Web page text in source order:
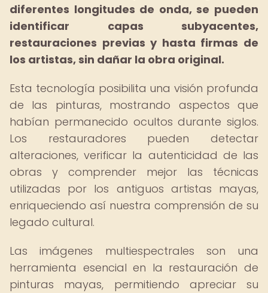
diferentes longitudes de onda, se pueden
identificar capas subyacentes,
restauraciones previas y hasta firmas de
los artistas, sin dañar la obra original.
Esta tecnología posibilita una visión profunda
de las pinturas, mostrando aspectos que
habían permanecido ocultos durante siglos.
Los restauradores pueden detectar
alteraciones, verificar la autenticidad de las
obras y comprender mejor las técnicas
utilizadas por los antiguos artistas mayas,
enriqueciendo así nuestra comprensión de su
legado cultural.
Las imágenes multiespectrales son una
herramienta esencial en la restauración de
pinturas mayas, permitiendo apreciar su